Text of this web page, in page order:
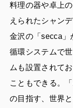
料理の器や卓上
えられたシャン
金沢の「secca」
循環システムで
ムも設置されて
こともできる。
の目指す、世界